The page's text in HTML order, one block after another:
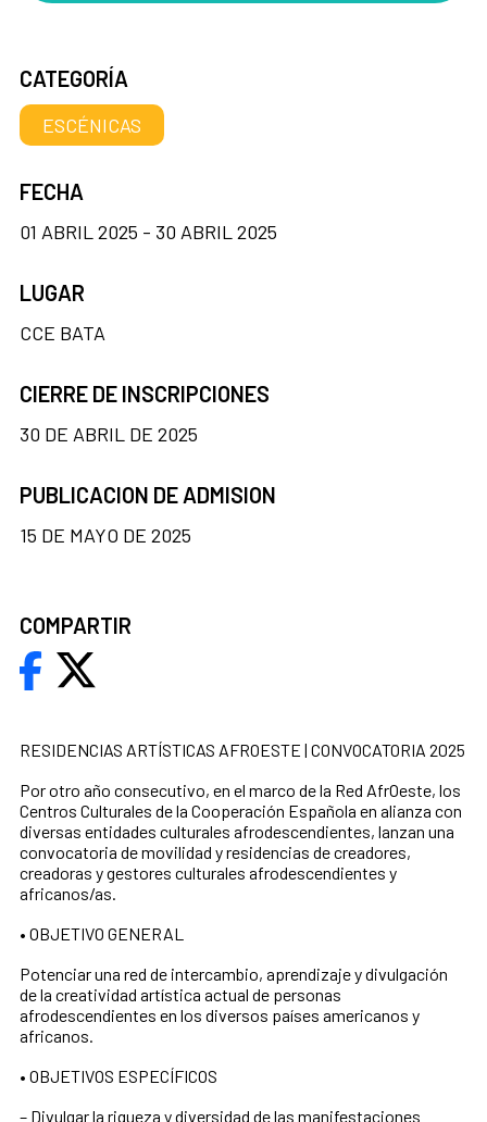
RESIDENCIAS ARTÍSTICAS AFROESTE | CONVOCATORIA 2025
Por otro año consecutivo, en el marco de la Red AfrOeste, los
Centros Culturales de la Cooperación Española en alianza con
diversas entidades culturales afrodescendientes, lanzan una
convocatoria de movilidad y residencias de creadores,
creadoras y gestores culturales afrodescendientes y
africanos/as.
• OBJETIVO GENERAL
Potenciar una red de intercambio, aprendizaje y divulgación
de la creatividad artística actual de personas
afrodescendientes en los diversos países americanos y
africanos.
• OBJETIVOS ESPECÍFICOS
– Divulgar la riqueza y diversidad de las manifestaciones
CATEGORÍA
ESCÉNICAS
FECHA
01 ABRIL 2025 - 30 ABRIL 2025
LUGAR
CCE BATA
CIERRE DE INSCRIPCIONES
30 DE ABRIL DE 2025
PUBLICACION DE ADMISION
15 DE MAYO DE 2025
COMPARTIR